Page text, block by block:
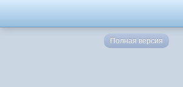
Полная версия